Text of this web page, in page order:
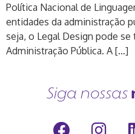
Política Nacional de
entidades da administração
seja, o Legal Design pode
Administração Pública. A […]
Siga nossas